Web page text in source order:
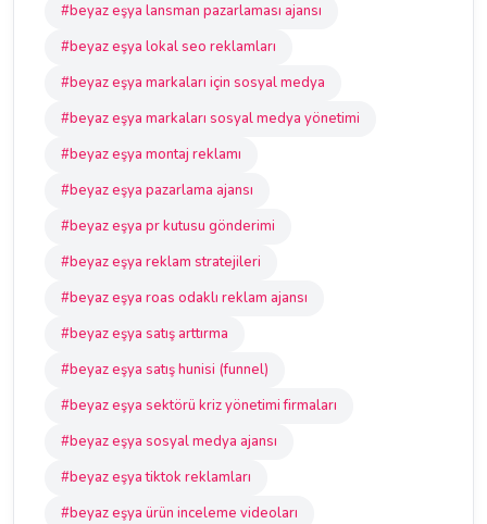
#beyaz eşya lansman pazarlaması ajansı
#beyaz eşya lokal seo reklamları
#beyaz eşya markaları için sosyal medya
#beyaz eşya markaları sosyal medya yönetimi
#beyaz eşya montaj reklamı
#beyaz eşya pazarlama ajansı
#beyaz eşya pr kutusu gönderimi
#beyaz eşya reklam stratejileri
#beyaz eşya roas odaklı reklam ajansı
#beyaz eşya satış arttırma
#beyaz eşya satış hunisi (funnel)
#beyaz eşya sektörü kriz yönetimi firmaları
#beyaz eşya sosyal medya ajansı
#beyaz eşya tiktok reklamları
#beyaz eşya ürün inceleme videoları